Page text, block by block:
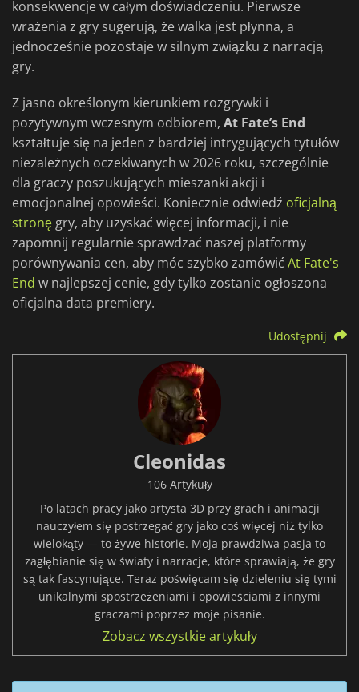
konsekwencje w całym doświadczeniu. Pierwsze
wrażenia z gry sugerują, że walka jest płynna, a
jednocześnie pozostaje w silnym związku z narracją
gry.
Z jasno określonym kierunkiem rozgrywki i
pozytywnym wczesnym odbiorem, At Fate’s End
kształtuje się na jeden z bardziej intrygujących tytułów
niezależnych oczekiwanych w 2026 roku, szczególnie
dla graczy poszukujących mieszanki akcji i
emocjonalnej opowieści. Koniecznie odwiedź oficjalną
stronęgry, aby uzyskać więcej informacji, i nie
zapomnij regularnie sprawdzać naszej platformy
porównywania cen, aby móc szybko zamówić At Fate's
End w najlepszej cenie, gdy tylko zostanie ogłoszona
oficjalna data premiery.
Udostępnij
Cleonidas
106 Artykuły
Po latach pracy jako artysta 3D przy grach i animacji
nauczyłem się postrzegać gry jako coś więcej niż tylko
wielokąty — to żywe historie. Moja prawdziwa pasja to
zagłębianie się w światy i narracje, które sprawiają, że gry
są tak fascynujące. Teraz poświęcam się dzieleniu się tymi
unikalnymi spostrzeżeniami i opowieściami z innymi
graczami poprzez moje pisanie.
Zobacz wszystkie artykuły